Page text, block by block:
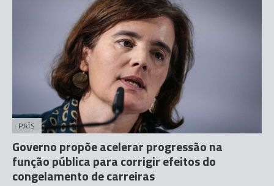
PAÍS
Governo propõe acelerar progressão na
função pública para corrigir efeitos do
congelamento de carreiras